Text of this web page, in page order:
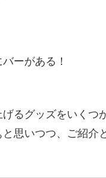
ーがある！
るグッズをいくつ
思いつつ、ご紹介